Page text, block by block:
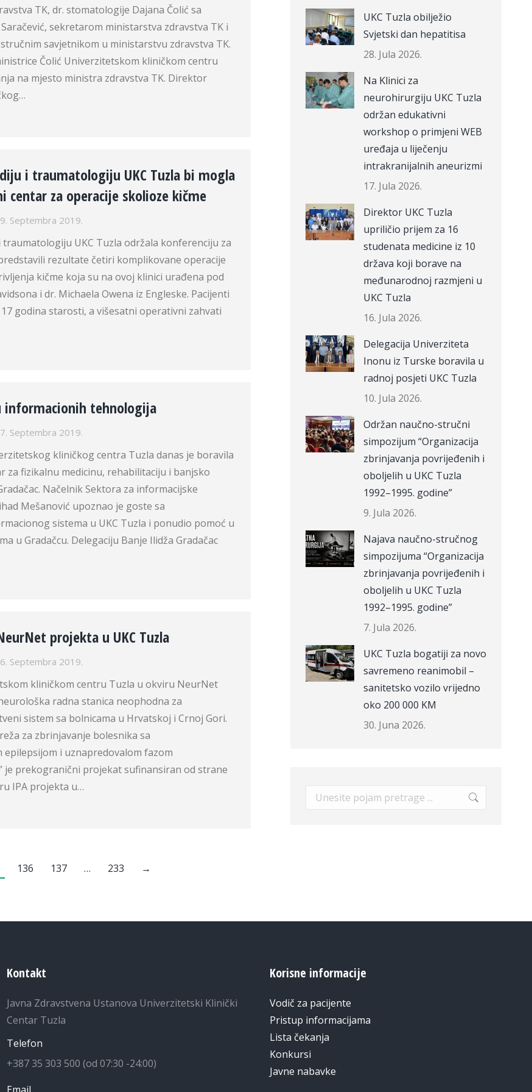
TK, dr. stomatologije Dajana Čolić sa
sekretarom ministarstva zdravstva TK i
savjetnikom u ministarstvu zdravstva TK.
Čolić Univerzitetskom kliničkom centru
na mjesto ministra zdravstva TK. Direktor
i traumatologiju UKC Tuzla bi mogla
za operacije skolioze kičme
Septembra 2019.
UKC Tuzla održala konferenciju za
rezultate četiri komplikovane operacije
kičme koja su na ovoj klinici urađena pod
i dr. Michaela Owena iz Engleske. Pacijenti
godina starosti, a višesatni operativni zahvati
informacionih tehnologija
Septembra 2019.
kliničkog centra Tuzla danas je boravila
za fizikalnu medicinu, rehabilitaciju i banjsko
Načelnik Sektora za informacijske
Mešanović upoznao je goste sa
sistema u UKC Tuzla i ponudio pomoć u
u Gradačcu. Delegaciju Banje Ilidža Gradačac
projekta u UKC Tuzla
Septembra 2019.
kliničkom centru Tuzla u okviru NeurNet
radna stanica neophodna za
sistem sa bolnicama u Hrvatskoj i Crnoj Gori.
za zbrinjavanje bolesnika sa
i uznapredovalom fazom
je prekogranični projekat sufinansiran od strane
IPA projekta u…
136 137 … 233 →
UKC Tuzla obilježio
Svjetski dan hepatitisa
28. Jula 2026.
Na Klinici za
neurohirurgiju UKC Tuzla
održan edukativni
workshop o primjeni WEB
uređaja u liječenju
intrakranijalnih aneurizmi
17. Jula 2026.
Direktor UKC Tuzla
upriličio prijem za 16
studenata medicine iz 10
država koji borave na
međunarodnoj razmjeni u
UKC Tuzla
16. Jula 2026.
Delegacija Univerziteta
Inonu iz Turske boravila u
radnoj posjeti UKC Tuzla
10. Jula 2026.
Održan naučno-stručni
simpozijum “Organizacija
zbrinjavanja povrijeđenih i
oboljelih u UKC Tuzla
1992–1995. godine”
9. Jula 2026.
Najava naučno-stručnog
simpozijuma “Organizacija
zbrinjavanja povrijeđenih i
oboljelih u UKC Tuzla
1992–1995. godine”
7. Jula 2026.
UKC Tuzla bogatiji za novo
savremeno reanimobil –
sanitetsko vozilo vrijedno
oko 200 000 KM
30. Juna 2026.
Search:
Kontakt
Javna Zdravstvena Ustanova Univerzitetski Klinički
Centar Tuzla
Telefon
+387 35 303 500 (od 07:30 -24:00)
Korisne informacije
Vodič za pacijente
Pristup informacijama
Lista čekanja
Konkursi
Javne nabavke